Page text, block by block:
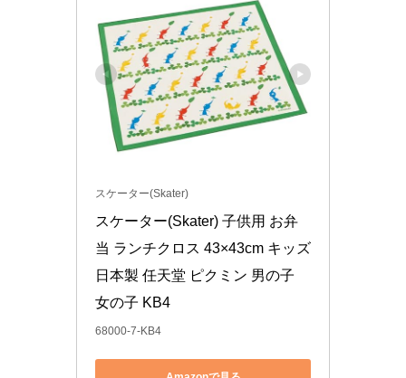
スケーター(Skater)
スケーター(Skater) 子供用 お弁
当 ランチクロス 43×43cm キッズ
日本製 任天堂 ピクミン 男の子
女の子 KB4
68000-7-KB4